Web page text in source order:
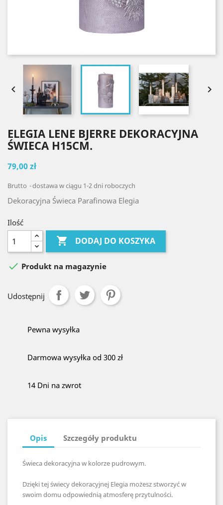
 
ELEGIA LENE BJERRE DEKORACYJNA
ŚWIECA H15CM.
79,00 zł
Brutto dostawa w ciągu 1-2 dni roboczych
Dekoracyjna Świeca Parafinowa Elegia
Ilość
 DODAJ DO KOSZYKA
 Produkt na magazynie
Udostępnij
Pewna wysyłka
Darmowa wysyłka od 300 zł
14 Dni na zwrot
Opis Szczegóły produktu
Świeca dekoracyjna w kolorze pudrowym.
Dzięki tej świecy dekoracyjnej Elegia możesz stworzyć w
swoim domu odpowiednią atmosferę przytulności.